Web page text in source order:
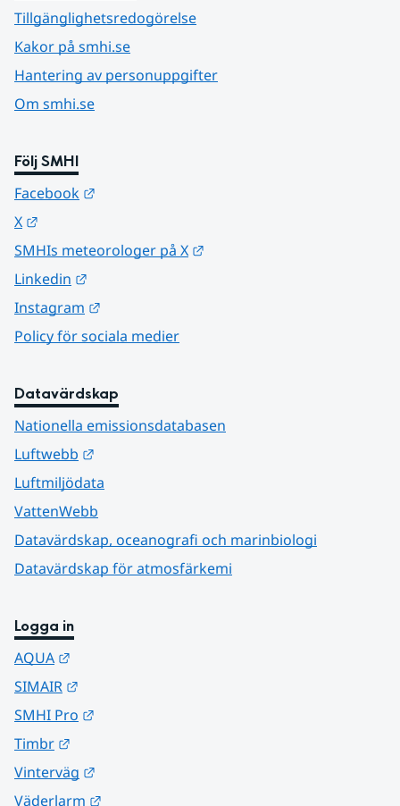
Tillgänglighetsredogörelse
Kakor på smhi.se
Hantering av personuppgifter
Om smhi.se
Följ SMHI
Facebook
X
SMHIs meteorologer på X
Linkedin
Instagram
Policy för sociala medier
Datavärdskap
Nationella emissionsdatabasen
Luftwebb
Luftmiljödata
VattenWebb
Datavärdskap, oceanografi och marinbiologi
Datavärdskap för atmosfärkemi
Logga in
AQUA
SIMAIR
SMHI Pro
Timbr
Vinterväg
Väderlarm